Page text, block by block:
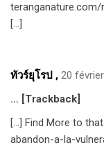
[…]
ทัวร์ยุโรป , 20
… [Trackback]
[…] Find More to
abandon-a-la-